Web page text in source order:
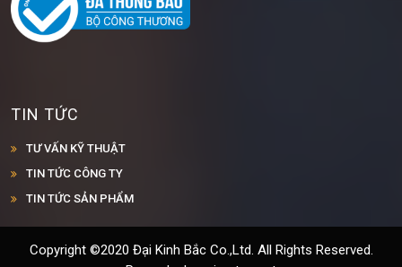
TIN TỨC
TƯ VẤN KỸ THUẬT
TIN TỨC CÔNG TY
TIN TỨC SẢN PHẨM
Copyright ©2020 Đại Kinh Bắc Co.,Ltd. All Rights Reserved.